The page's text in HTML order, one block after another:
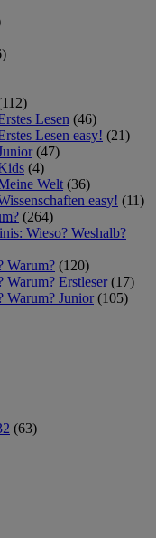
Lesen (46)
Lesen easy! (21)
(47)
(4)
Welt (36)
easy! (11)
(264)
Wieso? Weshalb?
Warum? (120)
Warum? Erstleser (17)
Warum? Junior (105)
(63)